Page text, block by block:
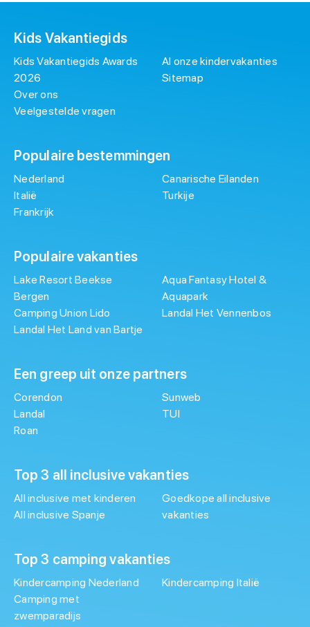
Kids Vakantiegids
Kids Vakantiegids Awards
2026
Over ons
Veelgestelde vragen
Al onze kindervakanties
Sitemap
Populaire bestemmingen
Nederland
Italië
Frankrijk
Canarische Eilanden
Turkije
Populaire vakanties
Lake Resort Beekse
Bergen
Camping Union Lido
Landal Het Land van Bartje
Aqua Fantasy Hotel &
Aquapark
Landal Het Vennenbos
Een greep uit onze partners
Corendon
Landal
Roan
Sunweb
TUI
Top 3 all inclusive vakanties
All inclusive met kinderen
All inclusive Spanje
Goedkope all inclusive
vakanties
Top 3 camping vakanties
Kindercamping Nederland
Camping met
zwemparadijs
Kindercamping Italië